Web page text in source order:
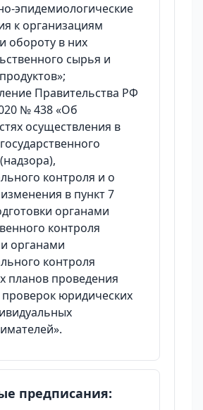
эпидемиологические
к организациям
обороту в них
сырья и
Правительства РФ
№ 438 «Об
осуществления в
контроля и о
в пункт 7
органами
контроля
органами
контроля
планов проведения
юридических
предписания: